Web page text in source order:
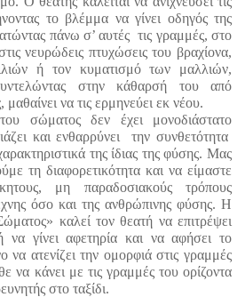
το βλέμμα να γίνει οδηγός της
πάνω σ’ αυτές  τις γραμμές, στο
νευρώδεις πτυχώσεις του βραχίονα,
ή τον κυματισμό των μαλλιών,
στην κάθαρσή του από
να τις ερμηνεύει εκ νέου.
σώματος δεν έχει μονοδιάστατο
και ενθαρρύνει  την συνθετότητα
της ίδιας της φύσης. Μας
τη διαφορετικότητα και να είμαστε
μη παραδοσιακούς τρόπους
όσο και της ανθρώπινης φύσης. Η
καλεί τον θεατή να επιτρέψει
να γίνει αφετηρία και να αφήσει το
ατενίζει την ομορφιά στις γραμμές
να κάνει με τις γραμμές του ορίζοντα
στο ταξίδι.